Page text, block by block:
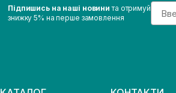
Підпишись на наші новини та отримуй
знижку 5% на перше замовлення
Email